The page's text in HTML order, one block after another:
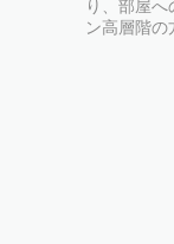
り、部屋
ン高層階の